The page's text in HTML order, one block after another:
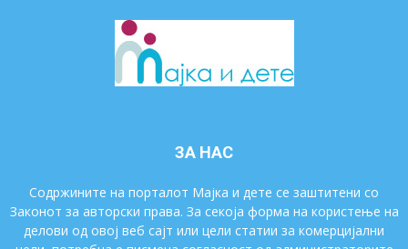
ЗА НАС
Содржините на порталот Мајка и дете се заштитени со
Законот за авторски права. За секоја форма на користење на
делови од овој веб сајт или цели статии за комерцијални